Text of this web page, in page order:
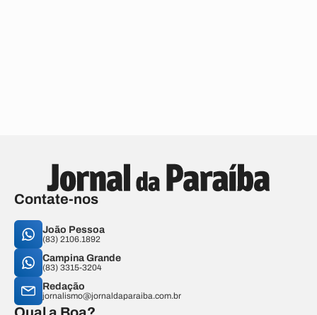
Contate-nos
João Pessoa
(83) 2106.1892
Campina Grande
(83) 3315-3204
Redação
jornalismo@jornaldaparaiba.com.br